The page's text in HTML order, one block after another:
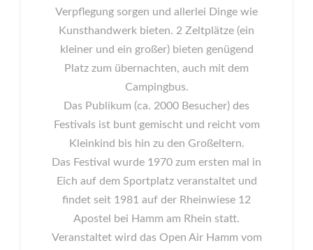
Verpflegung sorgen und allerlei Dinge wie
Kunsthandwerk bieten. 2 Zeltplätze (ein
kleiner und ein großer) bieten genügend
Platz zum übernachten, auch mit dem
Campingbus.
Das Publikum (ca. 2000 Besucher) des
Festivals ist bunt gemischt und reicht vom
Kleinkind bis hin zu den Großeltern.
Das Festival wurde 1970 zum ersten mal in
Eich auf dem Sportplatz veranstaltet und
findet seit 1981 auf der Rheinwiese 12
Apostel bei Hamm am Rhein statt.
Veranstaltet wird das Open Air Hamm vom